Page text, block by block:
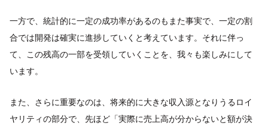
一方で、統計的に一定の成功率があるのもまた事実で、一定の割
合では開発は確実に進捗していくと考えています。それに伴っ
て、この残高の一部を受領していくことを、我々も楽しみにして
います。
また、さらに重要なのは、将来的に大きな収入源となりうるロイ
ヤリティの部分で、先ほど「実際に売上高が分からないと額が決